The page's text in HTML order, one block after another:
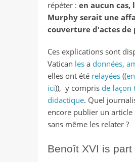
répéter : en aucun
Murphy serait une
couverture d'actes de
Ces explications sont
Vatican les a données,
elles ont été relayées ((
ici)), y compris de façon
didactique. Quel
encore publier un article
sans même les relater ?
Benoît XVI is part